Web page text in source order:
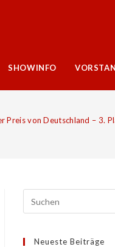
SHOWINFO
Preis von Deutschland – 3.
Neueste Beiträge